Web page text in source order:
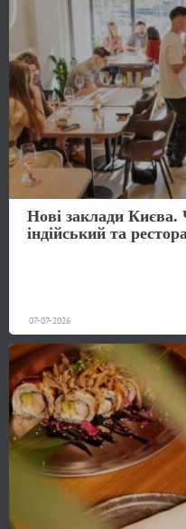
Нові заклади Києва.
індійський та
07-07-2026